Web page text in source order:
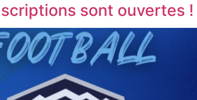
sont ouvertes !